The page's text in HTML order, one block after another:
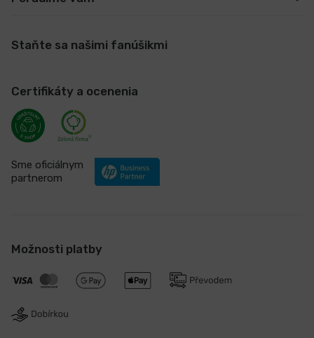
Staňte sa našimi fanúšikmi
Certifikáty a ocenenia
Sme oficiálnym
partnerom
Možnosti platby